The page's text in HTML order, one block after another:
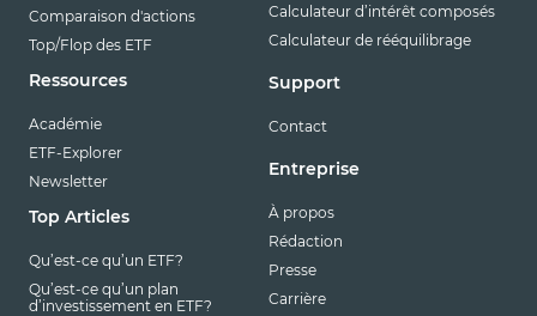
Comparaison d'actions
Top/Flop des ETF
Ressources
Académie
ETF-Explorer
Newsletter
Top Articles
Qu’est-ce qu’un ETF?
Qu’est-ce qu’un plan
d’investissement en ETF?
Calculateur d’intérêt composés
Calculateur de rééquilibrage
Support
Contact
Entreprise
À propos
Rédaction
Presse
Carrière